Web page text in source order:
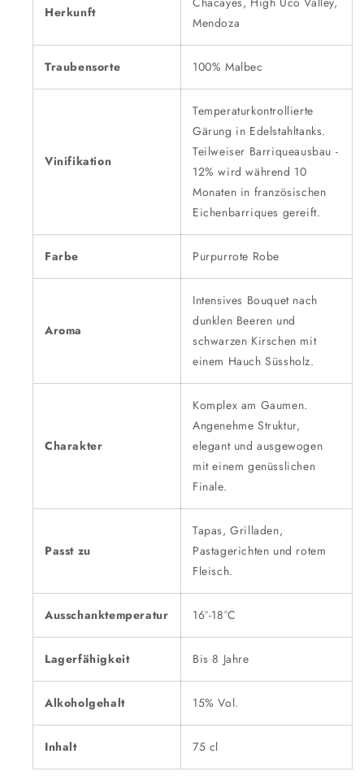
Herkunft
Mendoza
Traubensorte 100% Malbec
Vinifikation
Temperaturkontrollierte
Gärung in Edelstahltanks.
Teilweiser Barriqueausbau -
12% wird während 10
Monaten in französischen
Eichenbarriques gereift.
Farbe Purpurrote Robe
Aroma
Intensives Bouquet nach
dunklen Beeren und
schwarzen Kirschen mit
einem Hauch Süssholz.
Charakter
Komplex am Gaumen.
Angenehme Struktur,
elegant und ausgewogen
mit einem genüsslichen
Finale.
Passt zu
Tapas, Grilladen,
Pastagerichten und rotem
Fleisch.
Ausschanktemperatur 16°-18°C
Lagerfähigkeit Bis 8 Jahre
Alkoholgehalt 15% Vol.
Inhalt 75 cl